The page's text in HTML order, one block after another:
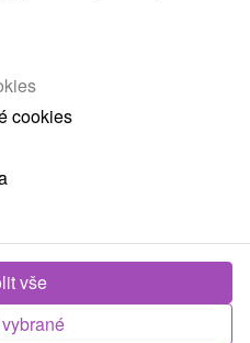
cookies
vše